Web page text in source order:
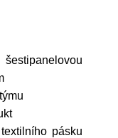
pásku